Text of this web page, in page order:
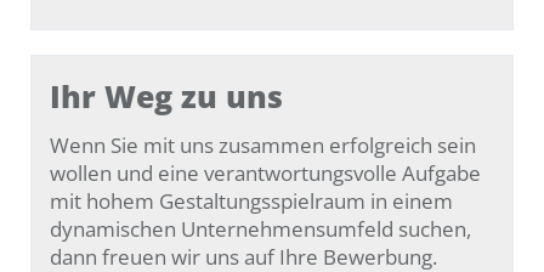
Ihr Weg zu uns
Wenn Sie mit uns zusammen erfolgreich sein
wollen und eine verantwortungsvolle Aufgabe
mit hohem Gestaltungsspielraum in einem
dynamischen Unternehmensumfeld suchen,
dann freuen wir uns auf Ihre Bewerbung.